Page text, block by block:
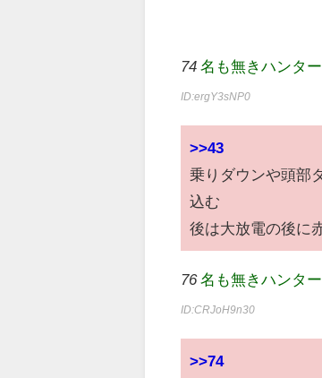
74 名も無きハンタ
ID:ergY3sNP0
>>43
乗りダウンや頭部
込む
後は大放電の後に
76 名も無きハンタ
ID:CRJoH9n30
>>74